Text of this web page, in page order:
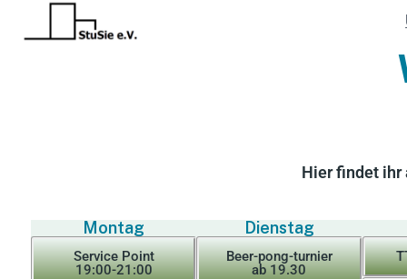
Hier findet ihr
Montag
Service Point
19:00-21:00
Dienstag
Beer-pong-turnier
ab 19.30